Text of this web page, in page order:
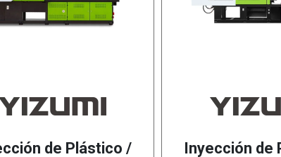
de Plástico /
Inyección de